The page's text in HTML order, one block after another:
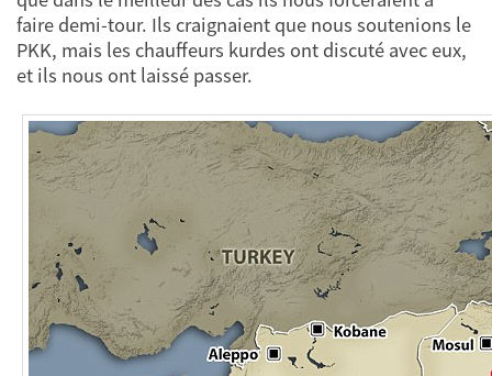
faire demi-tour. Ils craignaient que nous soutenions le
PKK, mais les chauffeurs kurdes ont discuté avec eux,
et ils nous ont laissé passer.